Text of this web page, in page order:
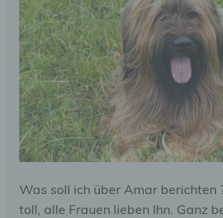
Was soll ich über Amar berichten
toll, alle Frauen lieben Ihn. Ganz